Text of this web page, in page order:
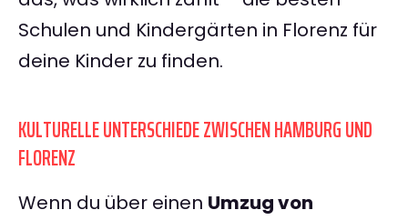
Schulen und Kindergärten in Florenz für
deine Kinder zu finden.
KULTURELLE UNTERSCHIEDE ZWISCHEN HAMBURG UND
FLORENZ
Wenn du über einen Umzug von